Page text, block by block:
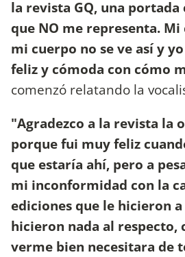
la revista GQ, una portada
que NO me representa. Mi
mi cuerpo no se ve así y
feliz y cómoda con cómo
comenzó relatando la
"Agradezco a la revista la
porque fui muy feliz
que estaría ahí, pero a
mi inconformidad con la
ediciones que le hicieron
hicieron nada al respecto,
verme bien necesitara de